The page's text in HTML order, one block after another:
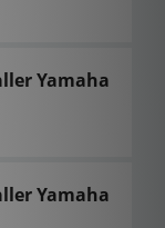
Yamaha
Yamaha